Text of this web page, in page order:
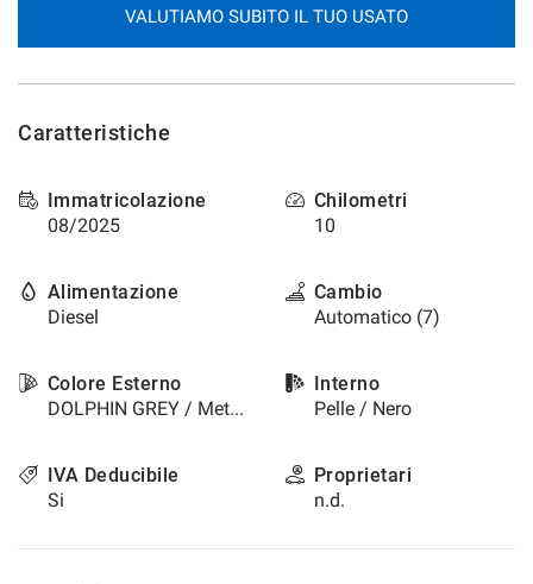
VALUTIAMO SUBITO IL TUO USATO
Caratteristiche
Immatricolazione
08/2025
Chilometri
10
Alimentazione
Diesel
Cambio
Automatico (7)
Colore Esterno
DOLPHIN GREY / Metallizzato
Interno
Pelle / Nero
IVA Deducibile
Si
Proprietari
n.d.
strumenti
rimanda
cookie
policy.
Puoi
e
modificare
scelte